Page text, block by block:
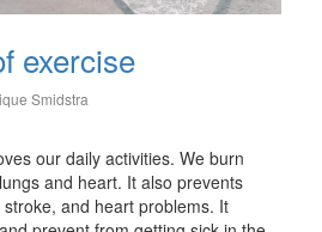
exercise
Smidstra
our daily activities. We burn
and heart. It also prevents
and heart problems. It